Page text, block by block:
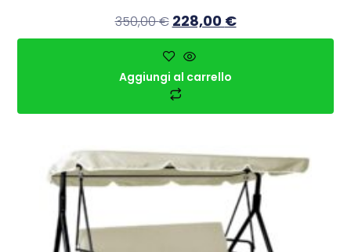
350,00€ 228,00 €
Aggiungi al carrello